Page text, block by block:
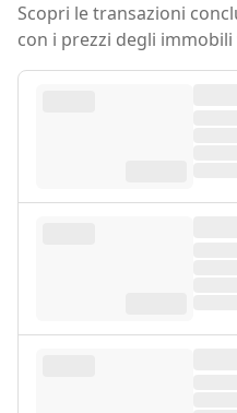
Scopri le transazioni
con i prezzi degli